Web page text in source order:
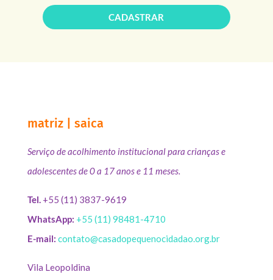
CADASTRAR
matriz | saica
Serviço de acolhimento institucional para crianças e
adolescentes de 0 a 17 anos e 11 meses.
Tel.+55 (11) 3837-9619
WhatsApp: +55 (11) 98481-4710
E-mail: contato@casadopequenocidadao.org.br
Vila Leopoldina